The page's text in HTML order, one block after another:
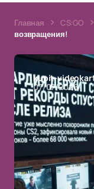
Главная CS:GO
возвращения!
kupit-
07/07/2026